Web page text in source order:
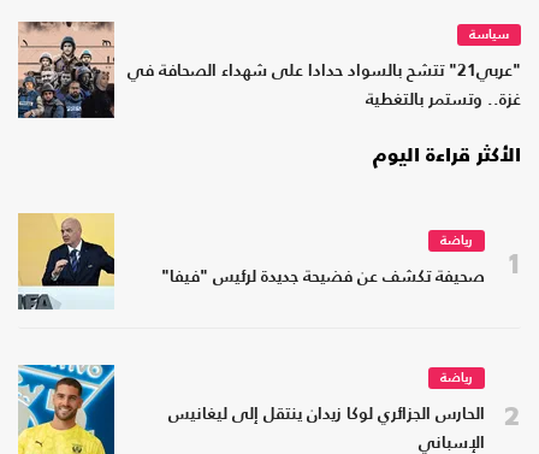
سياسة
"عربي21" تتشح بالسواد حدادا على شهداء الصحافة في
غزة.. وتستمر بالتغطية
الأكثر قراءة اليوم
1
رياضة
صحيفة تكشف عن فضيحة جديدة لرئيس "فيفا"
2
رياضة
الحارس الجزائري لوكا زيدان ينتقل إلى ليغانيس
الإسباني